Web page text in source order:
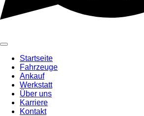
Startseite
Fahrzeuge
Ankauf
Werkstatt
Über uns
Karriere
Kontakt